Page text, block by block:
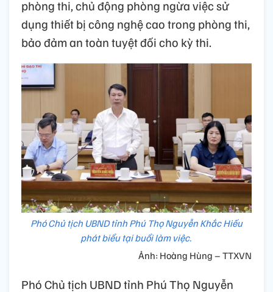
phòng thi, chủ động phòng ngừa việc sử
dụng thiết bị công nghệ cao trong phòng thi,
bảo đảm an toàn tuyệt đối cho kỳ thi.
Phó Chủ tịch UBND tỉnh Phú Thọ Nguyễn Khắc Hiếu
phát biểu tại buổi làm việc.
Ảnh: Hoàng Hùng – TTXVN
Phó Chủ tịch UBND tỉnh Phú Thọ Nguyễn